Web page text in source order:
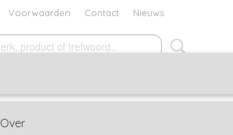
Voorwaarden Contact Nieuws
Over